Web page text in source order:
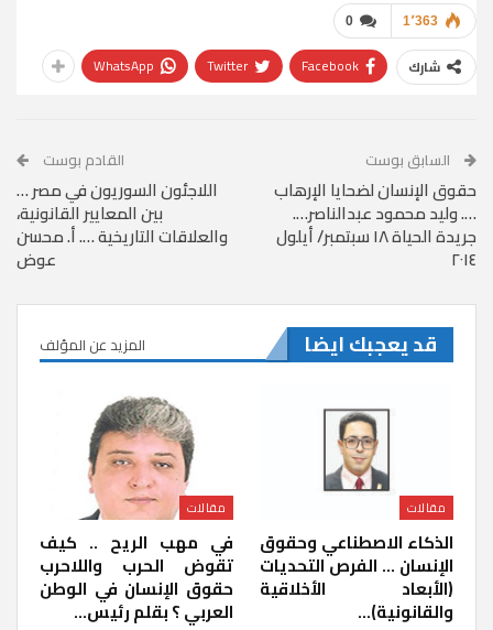
0 1٬363
شارك Facebook
Twitter
WhatsApp
السابق بوست
حقوق الإنسان لضحايا الإرهاب
…. وليد محمود عبدالناصر….
جريدة الحياة ١٨ سبتمبر/ أيلول
٢٠١٤
القادم بوست
اللاجئون السوريون في مصر …
بين المعايير القانونية،
والعلاقات التاريخية …. أ. محسن
عوض
قد يعجبك ايضا المزيد عن المؤلف
مقالات
الذكاء الاصطناعي وحقوق
الإنسان … الفرص التحديات
(الأبعاد الأخلاقية
والقانونية)…
مقالات
في مهب الريح .. كيف
تقوض الحرب واللاحرب
حقوق الإنسان في الوطن
العربي ؟ بقلم رئيس…